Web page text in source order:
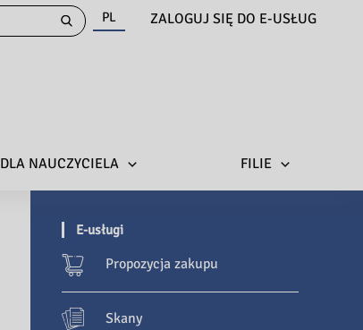
PL ZALOGUJ SIĘ DO E-USŁUG
DLA NAUCZYCIELA FILIE
E-usługi
Propozycja zakupu
Skany